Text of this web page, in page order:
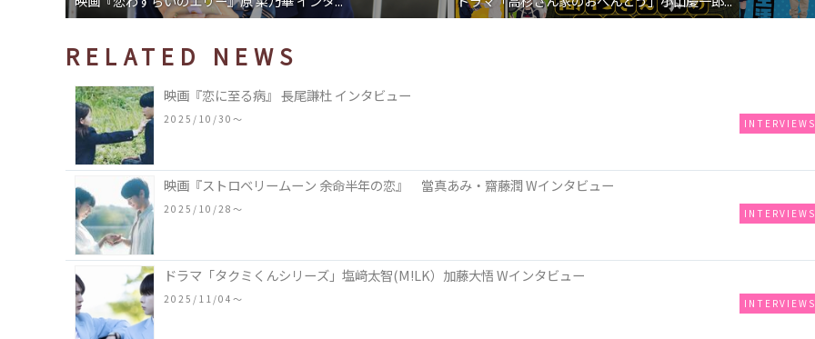
RELATED NEWS
映画『恋に至る病』 長尾謙杜 インタビュー
2025/10/30〜 INTERVIEWS
映画『ストロベリームーン 余命半年の恋』 當真あみ・齋藤潤 Wインタビュー
2025/10/28〜 INTERVIEWS
ドラマ「タクミくんシリーズ」塩﨑太智(M!LK）加藤大悟 Wインタビュー
2025/11/04〜 INTERVIEWS